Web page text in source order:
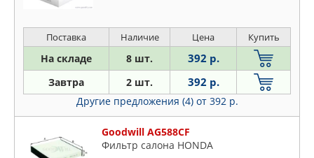
Поставка Наличие Цена Купить
На складе 8 шт. 392 р.
Завтра 2 шт. 392 р.
Другие предложения (4) от 392 р.
Goodwill AG588CF
Фильтр салона HONDA